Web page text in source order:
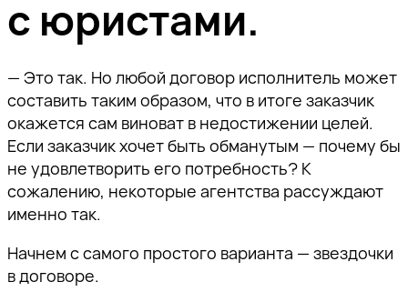
с юристами.
— Это так. Но любой договор исполнитель может
составить таким образом, что в итоге заказчик
окажется сам виноват в недостижении целей.
Если заказчик хочет быть обманутым — почему бы
не удовлетворить его потребность? К
сожалению, некоторые агентства рассуждают
именно так.
Начнем с самого простого варианта — звездочки
в договоре.
пожалуйста, подтвердите
адрес электронной почты,
письма.
пожалуйста, подтвердите
адрес электронной почты,
письма.
а также приглашения на
тематические мероприятия.
пожалуйста, подтвердите
адрес электронной почты,
письма.